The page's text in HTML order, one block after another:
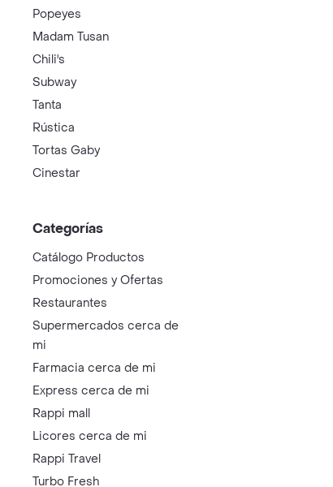
Popeyes
Madam Tusan
Chili's
Subway
Tanta
Rústica
Tortas Gaby
Cinestar
Categorías
Catálogo Productos
Promociones y Ofertas
Restaurantes
Supermercados cerca de
mi
Farmacia cerca de mi
Express cerca de mi
Rappi mall
Licores cerca de mi
Rappi Travel
Turbo Fresh